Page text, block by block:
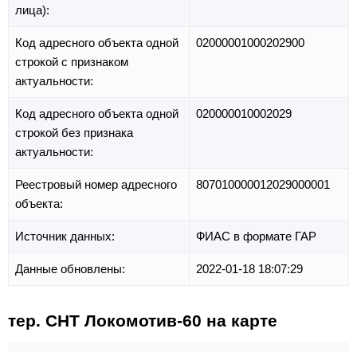
лица):
Код адресного объекта одной
строкой с признаком
актуальности:
02000001000202900
Код адресного объекта одной
строкой без признака
актуальности:
020000010002029
Реестровый номер адресного
объекта:
807010000012029000001
Источник данных: ФИАС в формате ГАР
Данные обновлены: 2022-01-18 18:07:29
тер. СНТ Локомотив-60 на карте